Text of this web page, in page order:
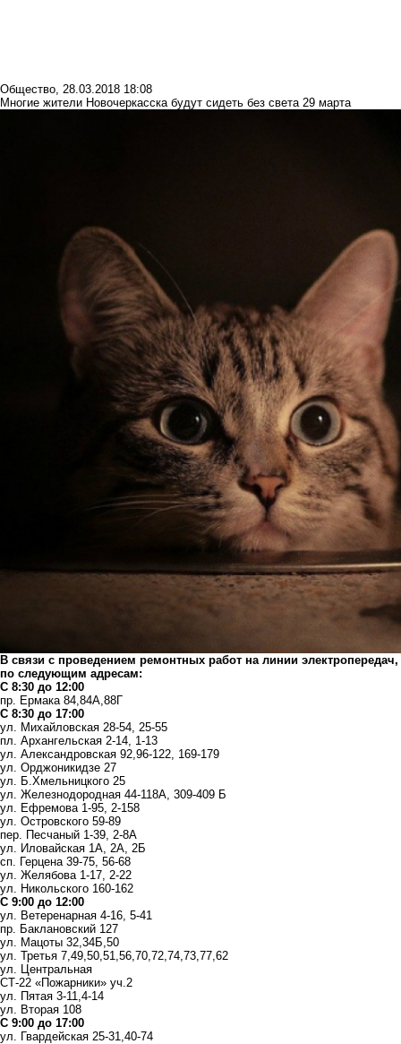
Общество, 28.03.2018 18:08
Многие жители Новочеркасска будут сидеть без света 29 марта
В связи с проведением ремонтных работ на линии
по следующим адресам:
С 8:30 до 12:00
пр. Ермака 84,84А,88Г
С 8:30 до 17:00
ул. Михайловская 28-54, 25-55
пл. Архангельская 2-14, 1-13
ул. Александровская 92,96-122, 169-179
ул. Орджоникидзе 27
ул. Б.Хмельницкого 25
ул. Железнодородная 44-118А, 309-409 Б
ул. Ефремова 1-95, 2-158
ул. Островского 59-89
пер. Песчаный 1-39, 2-8А
ул. Иловайская 1А, 2А, 2Б
сп. Герцена 39-75, 56-68
ул. Желябова 1-17, 2-22
ул. Никольского 160-162
С 9:00 до 12:00
ул. Ветеренарная 4-16, 5-41
пр. Баклановский 127
ул. Мацоты 32,34Б,50
ул. Третья 7,49,50,51,56,70,72,74,73,77,62
ул. Центральная
СТ-22 «Пожарники» уч.2
ул. Пятая 3-11,4-14
ул. Вторая 108
С 9:00 до 17:00
ул. Гвардейская 25-31,40-74